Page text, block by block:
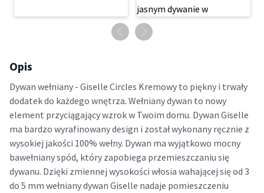
Opis
Dywan wełniany - Giselle Circles Kremowy to piękny i trwały
dodatek do każdego wnętrza. Wełniany dywan to nowy
element przyciągający wzrok w Twoim domu. Dywan Giselle
ma bardzo wyrafinowany design i został wykonany ręcznie z
wysokiej jakości 100% wełny. Dywan ma wyjątkowo mocny
bawełniany spód, który zapobiega przemieszczaniu się
dywanu. Dzięki zmiennej wysokości włosia wahającej się od 3
do 5 mm wełniany dywan Giselle nadaje pomieszczeniu